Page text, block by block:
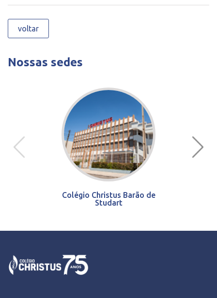
voltar
Nossas sedes
Colégio Christus Barão de
Studart